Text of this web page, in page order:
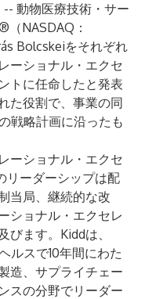
動物医療技術・サー
（NASDAQ：
Bolcskeiをそれぞれ
ーショナル・エクセ
トに任命したと発表
た役割で、事業の同
戦略計画に沿ったも
ーショナル・エクセ
リーダーシップは配
当局、継続的な改
ショナル・エクセレ
びます。Kiddは、
ルスで10年間にわた
造、サプライチェー
スの分野でリーダー